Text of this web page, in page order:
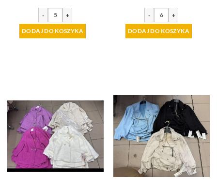
- +
DODAJ DO KOSZYKA
- +
DODAJ DO KOSZYKA